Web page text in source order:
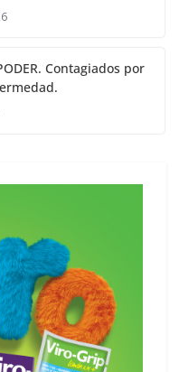
Contagiados por